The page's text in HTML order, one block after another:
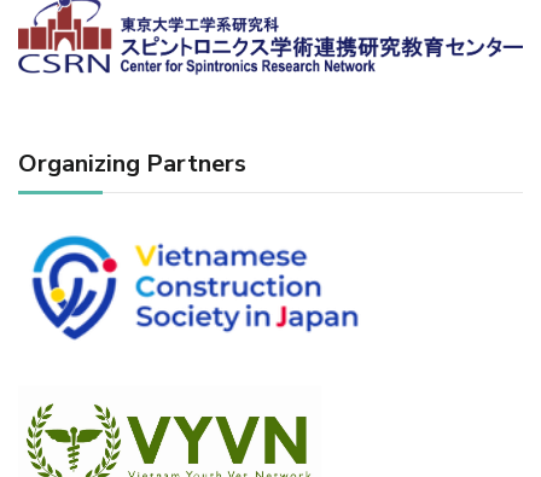
Organizing Partners